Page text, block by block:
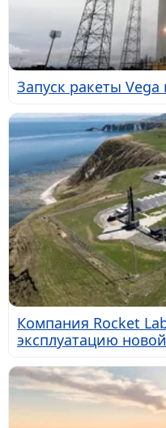
Запуск ракеты
Компания Rocket
эксплуатацию